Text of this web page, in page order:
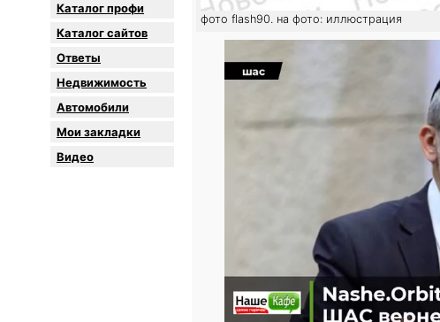
Каталог профи
Каталог сайтов
Oтветы
Недвижимость
Автомобили
Мои закладки
Видео
фото flash90. на фото: иллюстрация